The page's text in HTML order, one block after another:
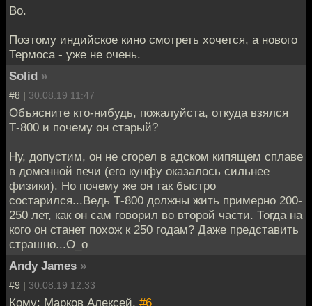
Во.
Поэтому индийское кино смотреть хочется, а нового
Термоса - уже не очень.
Solid »
#8 | 30.08.19 11:47
Объясните кто-нибудь, пожалуйста, откуда взялся
Т-800 и почему он старый?
Ну, допустим, он не сгорел в адском кипящем сплаве
в доменной печи (его кунфу оказалось сильнее
физики). Но почему же он так быстро
состарился...Ведь Т-800 должны жить примерно 200-
250 лет, как он сам говорил во второй части. Тогда на
кого он станет похож к 250 годам? Даже представить
страшно...О_о
Andy James »
#9 | 30.08.19 12:33
Кому: Марков Алексей, #6